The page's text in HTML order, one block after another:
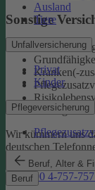
Ausland
Tiere
Unfallversicherung
Privat
Kinder
Pflegeversicherung
Beruf, Alter &
Beruf
Sonstige
Kranken(-
Wir kümmern uns
deutschen
Landesgebühren an:
0800 4-757-757